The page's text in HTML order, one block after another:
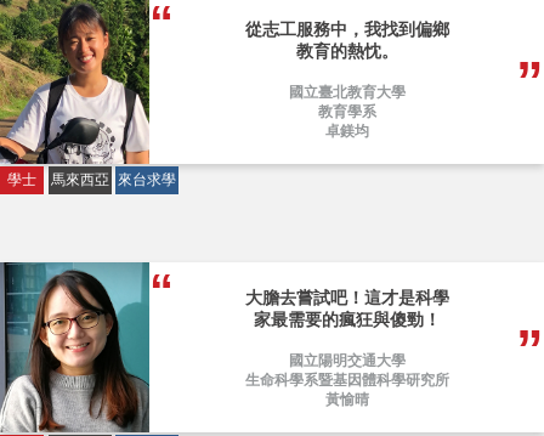
從志工服務中，我找到偏鄉
教育的熱忱。
國立臺北教育大學
教育學系
卓鎂均
學士 馬來西亞 來台求學
大膽去嘗試吧！這才是科學
家最需要的瘋狂與傻勁！
國立陽明交通大學
生命科學系暨基因體科學研究所
黃愉晴